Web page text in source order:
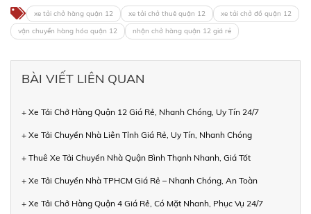
xe tải chở hàng quận 12 xe tải chở thuê quận 12
xe tải chở đồ quận 12
vận chuyển hàng hóa quận 12
nhận chở hàng quận 12 giá rẻ
BÀI VIẾT LIÊN QUAN
+ Xe Tải Chở Hàng Quận 12 Giá Rẻ, Nhanh Chóng, Uy Tín 24/7
+ Xe Tải Chuyển Nhà Liên Tỉnh Giá Rẻ, Uy Tín, Nhanh Chóng
+ Thuê Xe Tải Chuyển Nhà Quận Bình Thạnh Nhanh, Giá Tốt
+ Xe Tải Chuyển Nhà TPHCM Giá Rẻ – Nhanh Chóng, An Toàn
+ Xe Tải Chở Hàng Quận 4 Giá Rẻ, Có Mặt Nhanh, Phục Vụ 24/7